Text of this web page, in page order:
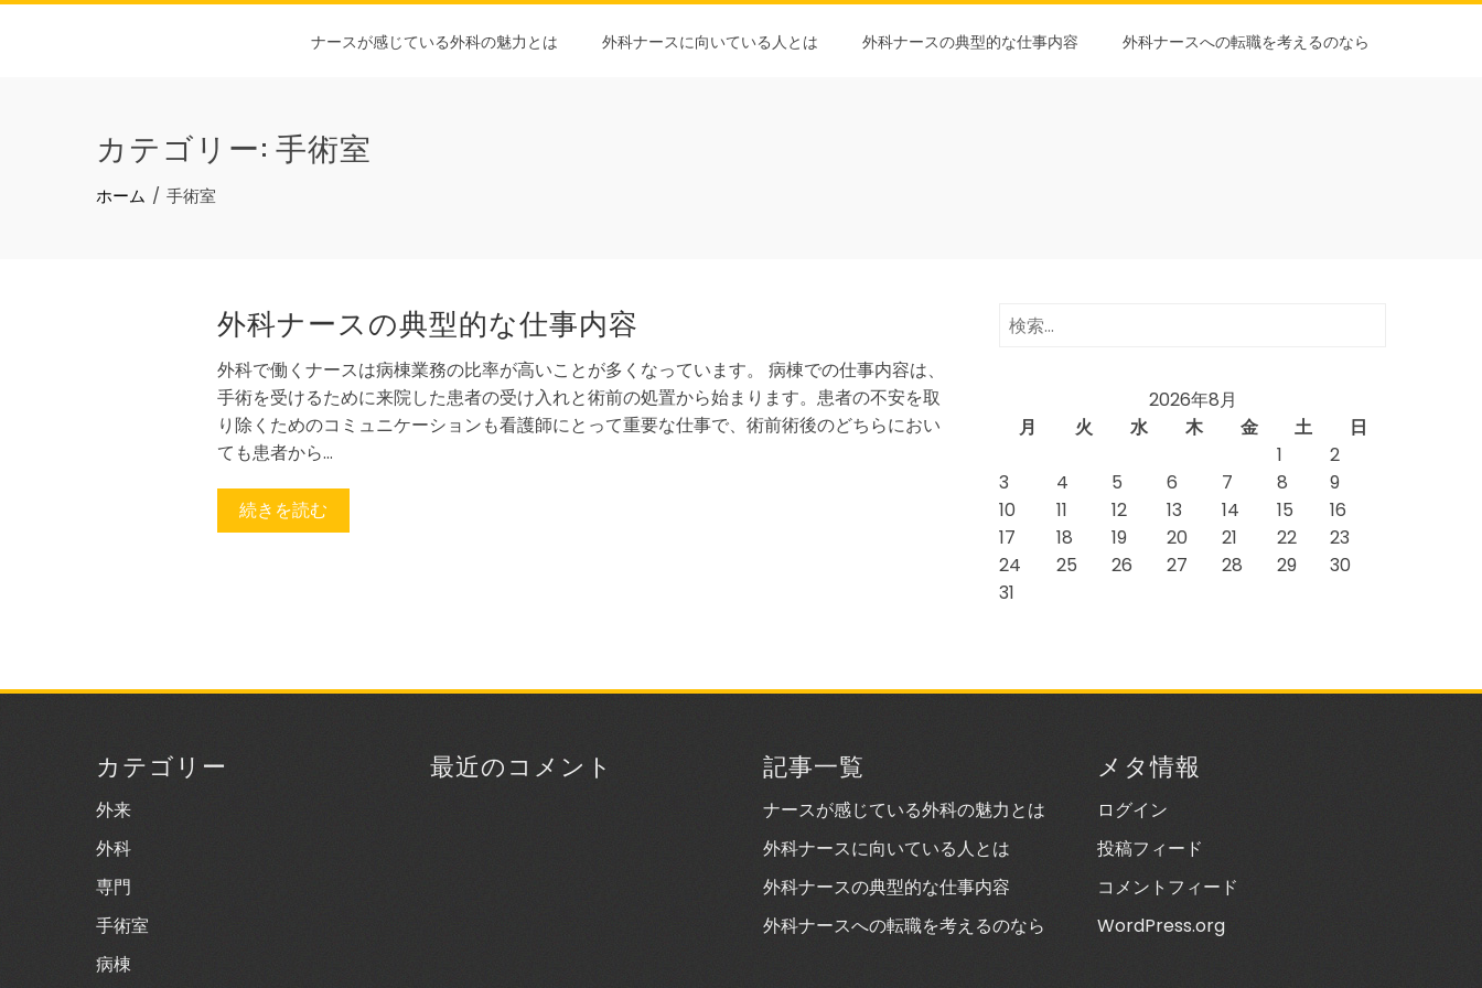
Skip
ナースが感じている外科の魅力とは 外科ナースに向いている人とは 外科ナースの典型的な仕事内容 外科ナースへの転職を考えるのなら
カテゴリー: 手術室
ホーム 手術室
外科ナースの典型的な仕事内容
外科で働くナースは病棟業務の比率が高いことが多くなっています。 病棟での仕事内容は、
手術を受けるために来院した患者の受け入れと術前の処置から始まります。患者の不安を取
り除くためのコミュニケーションも看護師にとって重要な仕事で、術前術後のどちらにおい
ても患者から…
続きを読む
検
2026年8月
月
火 水 木 金 土
日
1
2
3
4 5 6 7 8
9
10
11 12 13 14 15
16
17
18 19 20 21 22
23
24
25 26 27 28 29
30
31
カテゴリー
外来
外科
専門
手術室
病棟
最近のコメント 記事一覧
ナースが感じている外科の魅力とは
外科ナースに向いている人とは
外科ナースの典型的な仕事内容
外科ナースへの転職を考えるのなら
メタ情報
ログイン
投稿フィード
コメントフィード
WordPress.org